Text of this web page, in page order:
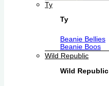
Ty
Ty
Beanie Bellies
Beanie Boos
Wild Republic
Wild Republic